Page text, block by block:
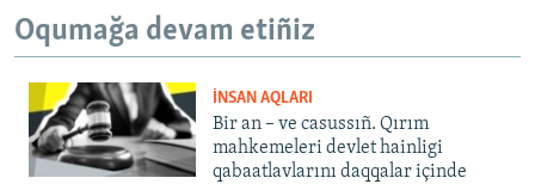
Oqumağa devam etiñiz
İNSAN AQLARI
Bir an – ve casussıñ. Qırım
mahkemeleri devlet hainligi
qabaatlavlarını daqqalar içinde